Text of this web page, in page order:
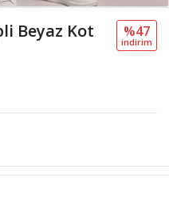
Beyaz Kot
%47
i̇ndi̇ri̇m